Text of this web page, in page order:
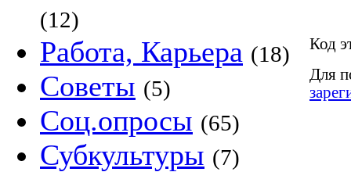
(12)
Работа, Карьера (18)
Советы (5)
Соц.опросы (65)
Субкультуры (7)
Код
Для